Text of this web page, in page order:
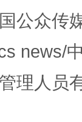
除
公众传
news/
理人员